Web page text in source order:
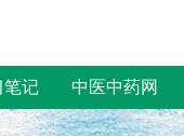
笔记 中医中药网
•人参汤
•羚羊角